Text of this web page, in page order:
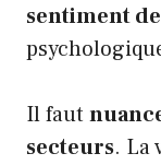
sentiment
Il faut
secteurs. La